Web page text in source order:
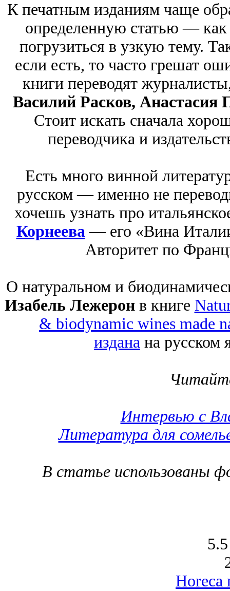
К печатным изданиям чаще
определенную статью —
погрузиться в узкую тему.
если есть, то часто грешат
книги переводят
Василий Расков, Анастасия
Стоит искать сначала
переводчика и
Есть много винной
русском — именно не
хочешь узнать про
Корнеева— его «Вина
Авторитет по
О натуральном и
Изабель Лежерон в книге
& biodynamic wines made
издана на
Интервью с
Литература для
В статье использованы
Horeca